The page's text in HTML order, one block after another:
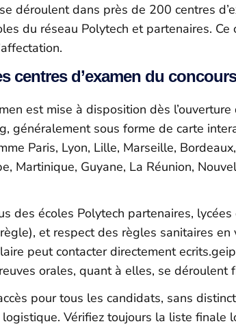
déroulent dans près de 200 centres
du réseau Polytech et partenaires.
centres d’examen du
est mise à disposition dès
généralement sous forme de carte
Paris, Lyon, Lille, Marseille,
Martinique, Guyane, La Réunion,
des écoles Polytech partenaires,
et respect des règles sanitaires en
peut contacter directement
orales, quant à elles, se
pour tous les candidats, sans
Vérifiez toujours la liste